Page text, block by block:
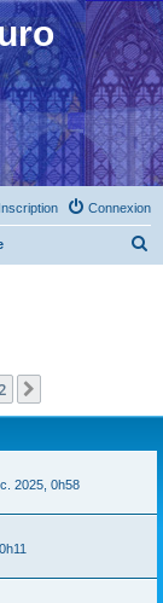
Connexion
Inscription
c
2
2025, 0h58